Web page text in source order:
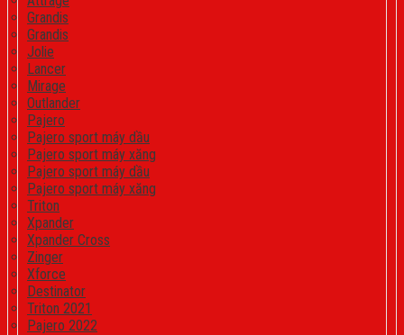
Grandis
Grandis
Jolie
Lancer
Mirage
Outlander
Pajero
Pajero sport máy dầu
Pajero sport máy xăng
Pajero sport máy dầu
Pajero sport máy xăng
Triton
Xpander
Xpander Cross
Zinger
Xforce
Destinator
Triton 2021
Pajero 2022